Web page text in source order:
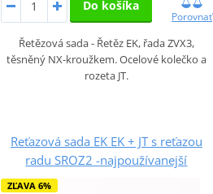
Do košíka
Porovnať
Řetězová sada - Řetěz EK, řada ZVX3,
těsněný NX-kroužkem. Ocelové kolečko a
rozeta JT.
Reťazová sada EK EK + JT s reťazou
radu SROZ2 -najpoužívanejší
ZĽAVA 6%